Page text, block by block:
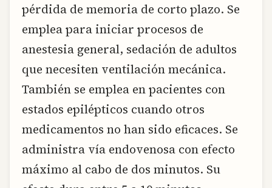
pérdida de memoria de corto plazo. Se
emplea para iniciar procesos de
anestesia general, sedación de adultos
que necesiten ventilación mecánica.
También se emplea en pacientes con
estados epilépticos cuando otros
medicamentos no han sido eficaces. Se
administra vía endovenosa con efecto
máximo al cabo de dos minutos. Su